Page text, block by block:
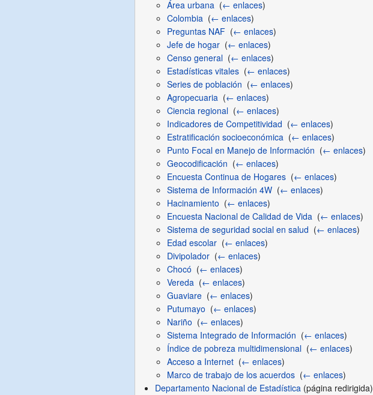
Área urbana‎ (← enlaces)
Colombia‎ (← enlaces)
Preguntas NAF‎ (← enlaces)
Jefe de hogar‎ (← enlaces)
Censo general‎ (← enlaces)
Estadísticas vitales‎ (← enlaces)
Series de población (← enlaces)
Agropecuaria‎ (← enlaces)
Ciencia regional‎ (← enlaces)
Indicadores de Competitividad (← enlaces)
Estratificación socioeconómica‎ (← enlaces)
Punto Focal en Manejo de Información (← enlaces)
Geocodificación (← enlaces)
Encuesta Continua de Hogares‎ (← enlaces)
Sistema de Información 4W‎ (← enlaces)
Hacinamiento (← enlaces)
Encuesta Nacional de Calidad de Vida‎ (← enlaces)
Sistema de seguridad social en salud (← enlaces)
Edad escolar‎ (← enlaces)
Divipolador‎ (← enlaces)
Chocó (← enlaces)
Vereda‎ (← enlaces)
Guaviare‎ (← enlaces)
Putumayo (← enlaces)
Nariño (← enlaces)
Sistema Integrado de Información (← enlaces)
Índice de pobreza multidimensional‎ (← enlaces)
Acceso a Internet‎ (← enlaces)
Marco de trabajo de los acuerdos‎ (← enlaces)
Departamento Nacional de Estadística(página redirigida) ‎